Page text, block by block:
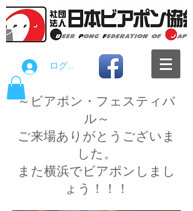
ログイン
～ビアポン・フェスティバ
ル～
ご来場ありがとうございま
した。
​また横浜でビアポンしまし
ょう！！！